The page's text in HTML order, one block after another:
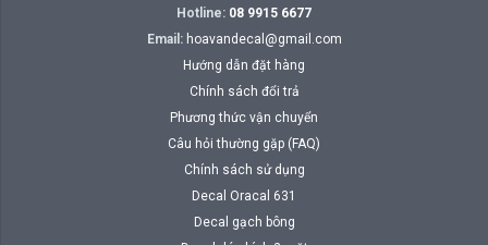
Hotline: 08 9915 6677
Email: hoavandecal@gmail.com
Hướng dẫn đặt hàng
Chính sách đổi trả
Phương thức vận chuyển
Câu hỏi thường gặp (FAQ)
Chính sách sử dụng
Decal Oracal 631
Decal gạch bông